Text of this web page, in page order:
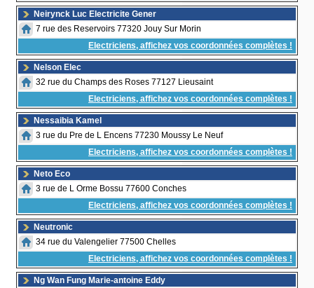
Neirynck Luc Electricite Gener
7 rue des Reservoirs 77320 Jouy Sur Morin
Electriciens, affichez vos coordonnées complètes !
Nelson Elec
32 rue du Champs des Roses 77127 Lieusaint
Electriciens, affichez vos coordonnées complètes !
Nessaibia Kamel
3 rue du Pre de L Encens 77230 Moussy Le Neuf
Electriciens, affichez vos coordonnées complètes !
Neto Eco
3 rue de L Orme Bossu 77600 Conches
Electriciens, affichez vos coordonnées complètes !
Neutronic
34 rue du Valengelier 77500 Chelles
Electriciens, affichez vos coordonnées complètes !
Ng Wan Fung Marie-antoine Eddy